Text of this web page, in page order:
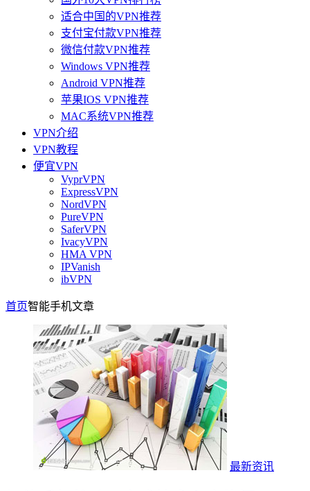
适合中国的VPN推荐
支付宝付款VPN推荐
微信付款VPN推荐
Windows VPN推荐
Android VPN推荐
苹果IOS VPN推荐
MAC系统VPN推荐
VPN介绍
VPN教程
便宜VPN
VyprVPN
ExpressVPN
NordVPN
PureVPN
SaferVPN
IvacyVPN
HMA VPN
IPVanish
ibVPN
首页智能手机文章
最新资讯